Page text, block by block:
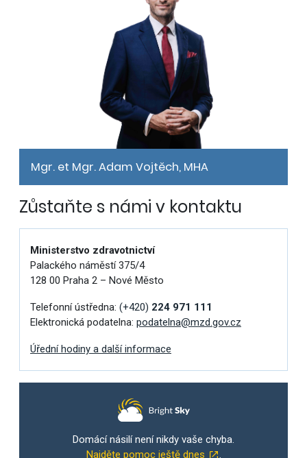
Mgr. et Mgr. Adam Vojtěch, MHA
Zůstaňte s námi v kontaktu
Ministerstvo zdravotnictví
Palackého náměstí 375/4
128 00 Praha 2 – Nové Město
Telefonní ústředna: (+420) 224 971 111
Elektronická podatelna: podatelna@mzd.gov.cz
Úřední hodiny a další informace
Domácí násilí není nikdy vaše chyba.
Najděte pomoc ještě dnes